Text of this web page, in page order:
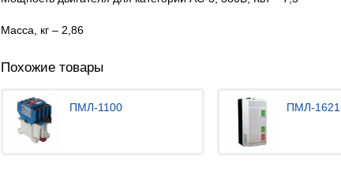
Масса, кг – 2,86
Похожие товары
ПМЛ-1100 ПМЛ-1621